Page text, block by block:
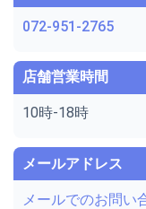
072-951-2765
店舗営業時間
10時-18時
メールアドレス
メールでのお問い